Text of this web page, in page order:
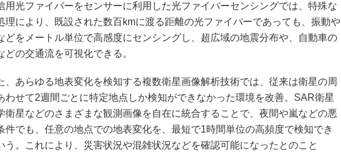
光ファイバーをセンサーに利用した光ファイバーセンシングでは、特殊な
理により、既設された数百kmに渡る距離の光ファイバーであっても、振動や
どをメートル単位で高感度にセンシングし、超広域の地震分布や、自動車の
どの交通流を可視化できる。
あらゆる地表変化を検知する複数衛星画像解析技術では、従来は衛星の周
わせて2週間ごとに特定地点しか検知ができなかった環境を改善。SAR衛星
衛星などのさまざまな観測画像を自在に統合することで、夜間や嵐などの悪
件でも、任意の地点での地表変化を、最短で1時間単位の高頻度で検知でき
う。これにより、災害状況や混雑状況などを確認可能になったとのこと